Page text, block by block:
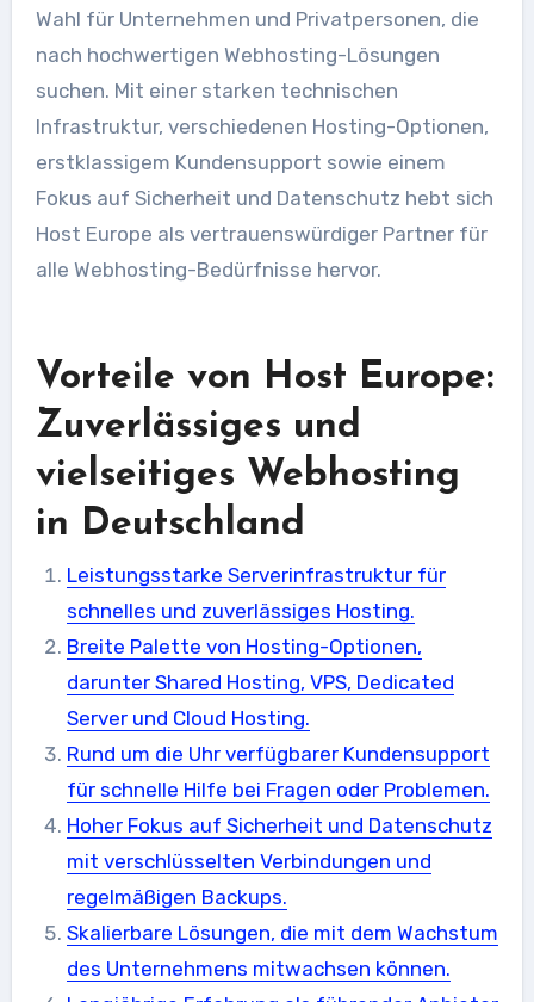
Wahl für Unternehmen und Privatpersonen, die
nach hochwertigen Webhosting-Lösungen
suchen. Mit einer starken technischen
Infrastruktur, verschiedenen Hosting-Optionen,
erstklassigem Kundensupport sowie einem
Fokus auf Sicherheit und Datenschutz hebt sich
Host Europe als vertrauenswürdiger Partner für
alle Webhosting-Bedürfnisse hervor.
Vorteile von Host Europe:
Zuverlässiges und
vielseitiges Webhosting
in Deutschland
Leistungsstarke Serverinfrastruktur für
schnelles und zuverlässiges Hosting.
Breite Palette von Hosting-Optionen,
darunter Shared Hosting, VPS, Dedicated
Server und Cloud Hosting.
Rund um die Uhr verfügbarer Kundensupport
für schnelle Hilfe bei Fragen oder Problemen.
Hoher Fokus auf Sicherheit und Datenschutz
mit verschlüsselten Verbindungen und
regelmäßigen Backups.
Skalierbare Lösungen, die mit dem Wachstum
des Unternehmens mitwachsen können.